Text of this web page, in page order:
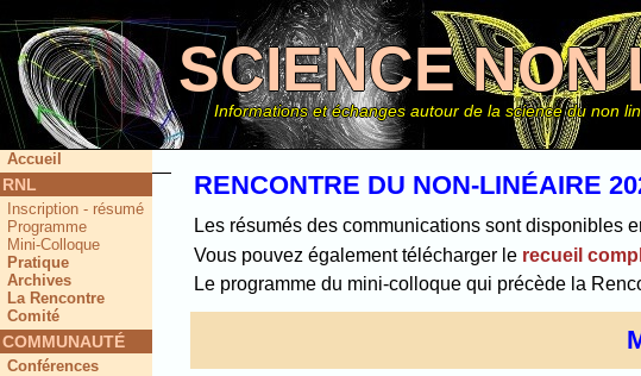
SCIENCE NON
Informations et échanges autour de la science du non
RENCONTRE DU NON-LINÉAIRE
Les résumés des communications sont disponibles
Vous pouvez également télécharger le recueil
Le programme du mini-colloque qui précède la
Accueil
RNL
Inscription - résumé
Programme
Mini-Colloque
Pratique
Archives
La Rencontre
Comité
COMMUNAUTÉ
Conférences
Ce site